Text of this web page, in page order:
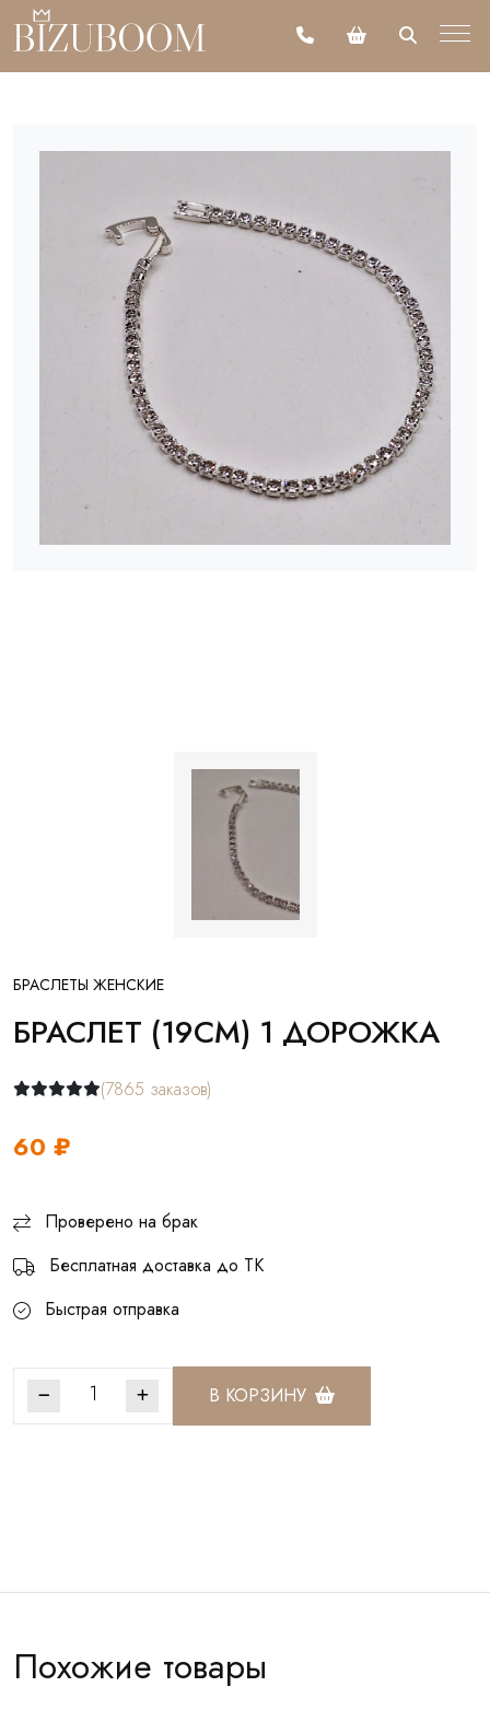
БРАСЛЕТЫ ЖЕНСКИЕ
БРАСЛЕТ (19СМ) 1 ДОРОЖКА
(7865 заказов)
60 ₽
Проверено на брак
Бесплатная доставка до ТК
Быстрая отправка
В КОРЗИНУ
Похожие товары